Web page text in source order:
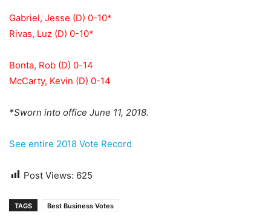
Gabriel, Jesse (D) 0-10*
Rivas, Luz (D) 0-10*
Bonta, Rob (D) 0-14
McCarty, Kevin (D) 0-14
*Sworn into office June 11, 2018.
See entire 2018 Vote Record
Post Views: 625
TAGS Best Business Votes